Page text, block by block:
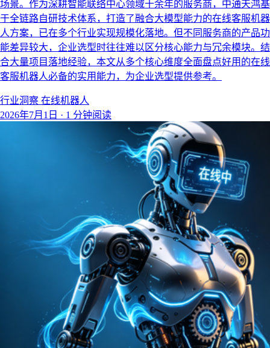
场景。作为深耕智能联络中心领域十余年的服务商，中通天鸿基
于全链路自研技术体系，打造了融合大模型能力的在线客服机器
人方案，已在多个行业实现规模化落地。但不同服务商的产品功
能差异较大，企业选型时往往难以区分核心能力与冗余模块。结
合大量项目落地经验，本文从多个核心维度全面盘点好用的在线
客服机器人必备的实用能力，为企业选型提供参考。
行业洞察 在线机器人
2026年7月1日 · 1 分钟阅读